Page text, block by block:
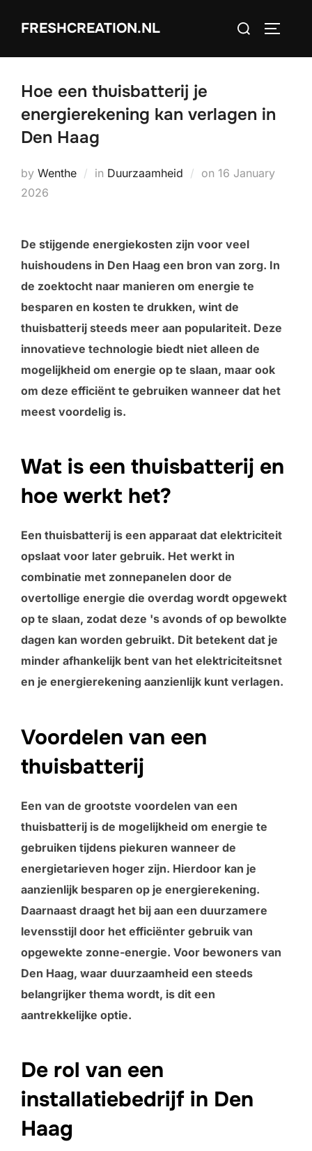
FRESHCREATION.NL
Search
Hoe een thuisbatterij je
energierekening kan verlagen in
Den Haag
by Wenthe in Duurzaamheid on Posted
16 January
2026
De stijgende energiekosten zijn voor veel
huishoudens in Den Haag een bron van zorg. In
de zoektocht naar manieren om energie te
besparen en kosten te drukken, wint de
thuisbatterij steeds meer aan populariteit. Deze
innovatieve technologie biedt niet alleen de
mogelijkheid om energie op te slaan, maar ook
om deze efficiënt te gebruiken wanneer dat het
meest voordelig is.
Wat is een thuisbatterij en
hoe werkt het?
Een thuisbatterij is een apparaat dat elektriciteit
opslaat voor later gebruik. Het werkt in
combinatie met zonnepanelen door de
overtollige energie die overdag wordt opgewekt
op te slaan, zodat deze 's avonds of op bewolkte
dagen kan worden gebruikt. Dit betekent dat je
minder afhankelijk bent van het elektriciteitsnet
en je energierekening aanzienlijk kunt verlagen.
Voordelen van een
thuisbatterij
Een van de grootste voordelen van een
thuisbatterij is de mogelijkheid om energie te
gebruiken tijdens piekuren wanneer de
energietarieven hoger zijn. Hierdoor kan je
aanzienlijk besparen op je energierekening.
Daarnaast draagt het bij aan een duurzamere
levensstijl door het efficiënter gebruik van
opgewekte zonne-energie. Voor bewoners van
Den Haag, waar duurzaamheid een steeds
belangrijker thema wordt, is dit een
aantrekkelijke optie.
De rol van een
installatiebedrijf in Den
Haag